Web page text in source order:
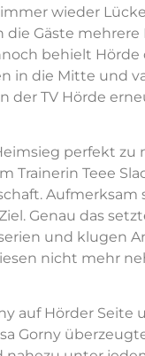
wieder
Gäste mehrere
behielt Hörde
in die Mitte und
der TV Hörde
perfekt zu
Trainerin Teee
Aufmerksam
Genau das
und klugen
nicht mehr
auf Hörder Seite
Gorny